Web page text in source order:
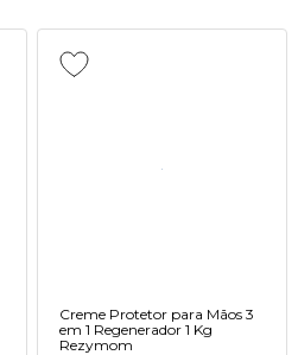
Creme Protetor para Mãos 3
em 1 Regenerador 1 Kg
Rezymom